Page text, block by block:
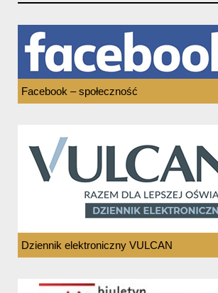
Facebook – społeczność
Dziennik elektroniczny VULCAN